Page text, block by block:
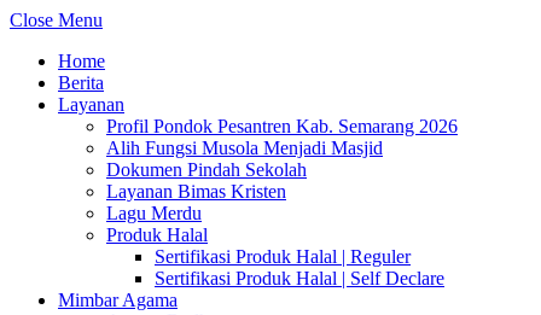
Close Menu
Home
Berita
Layanan
Profil Pondok Pesantren Kab. Semarang 2026
Alih Fungsi Musola Menjadi Masjid
Dokumen Pindah Sekolah
Layanan Bimas Kristen
Lagu Merdu
Produk Halal
Sertifikasi Produk Halal | Reguler
Sertifikasi Produk Halal | Self Declare
Mimbar Agama